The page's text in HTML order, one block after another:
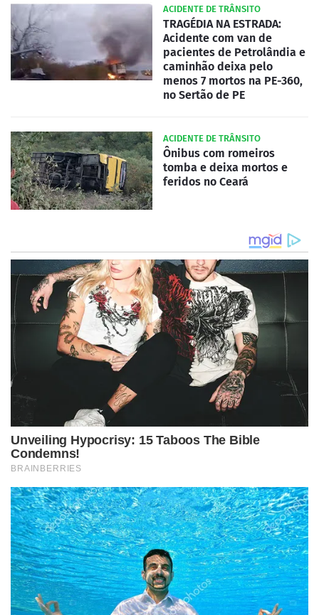
ACIDENTE DE TRÂNSITO
TRAGÉDIA NA ESTRADA:
Acidente com van de
pacientes de Petrolândia e
caminhão deixa pelo
menos 7 mortos na PE-360,
no Sertão de PE
ACIDENTE DE TRÂNSITO
Ônibus com romeiros
tomba e deixa mortos e
feridos no Ceará